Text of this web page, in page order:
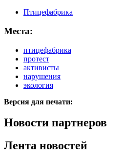
Птицефабрика
Места:
птицефабрика
протест
активисты
нарушения
экология
Версия для печати:
Новости партнеров
Лента новостей